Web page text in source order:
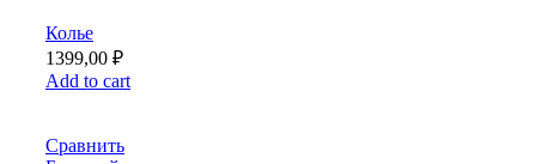
Колье
1399,00 ₽
Add to cart
Сравнить